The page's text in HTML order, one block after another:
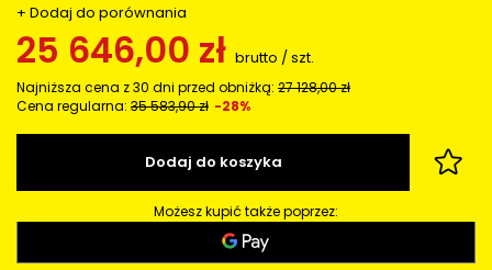
+ Dodaj do porównania
25 646,00 zł brutto /szt.
Najniższa cena z 30 dni przed obniżką: 27 128,00 zł
Cena regularna: 35 583,90 zł -28%
Dodaj do koszyka
Możesz kupić także poprzez: